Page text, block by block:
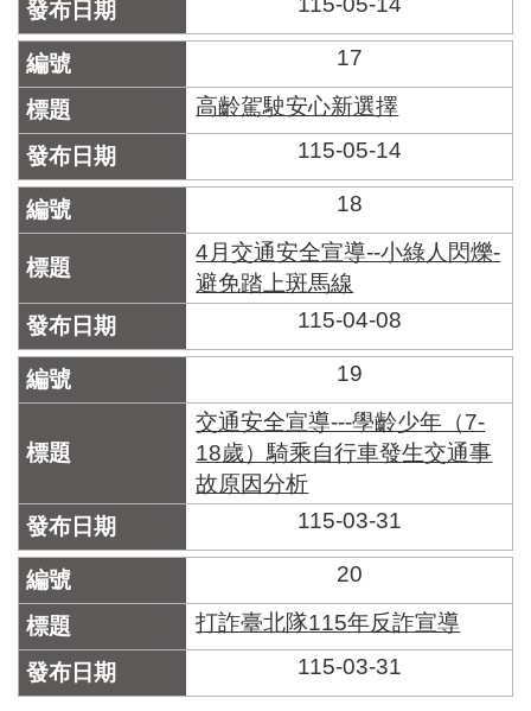
17
高齡駕駛安心新選擇
115-05-14
18
4月交通安全宣導--小綠人閃爍-
避免踏上斑馬線
115-04-08
19
交通安全宣導---學齡少年（7-
18歲）騎乘自行車發生交通事
故原因分析
115-03-31
20
打詐臺北隊115年反詐宣導
115-03-31